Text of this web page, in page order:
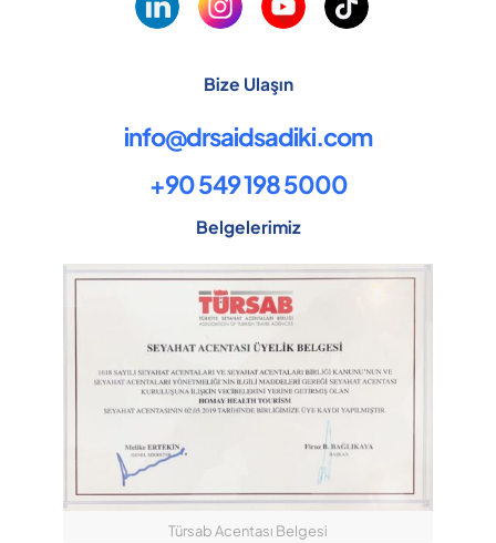
Bize Ulaşın
info@drsaidsadiki.com
+90 549 198 5000
Belgelerimiz
Türsab Acentası Belgesi